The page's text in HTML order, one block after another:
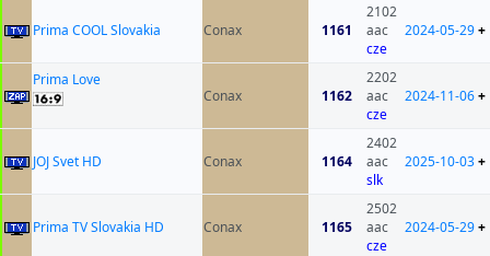
Prima COOL Slovakia Conax 1161
2102
aac
cze
2024-05-29+
Prima Love
Conax
1162
2202
aac
cze
2024-11-06+
JOJ Svet HD Conax 1164
2402
aac
slk
2025-10-03+
Prima TV Slovakia HD Conax 1165
2502
aac
cze
2024-05-29+